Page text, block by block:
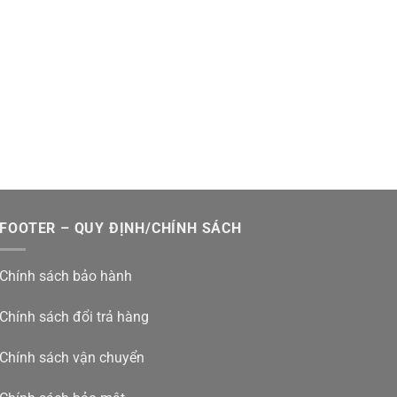
FOOTER – QUY ĐỊNH/CHÍNH SÁCH
Chính sách bảo hành
Chính sách đổi trả hàng
Chính sách vận chuyển